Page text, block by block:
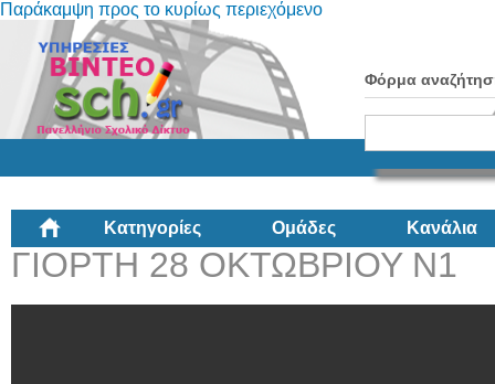
Παράκαμψη προς το κυρίως περιεχόμενο
Φόρμα
Κατηγορίες Ομάδες Κανάλια
ΓΙΟΡΤΗ 28 ΟΚΤΩΒΡΙΟΥ Ν1